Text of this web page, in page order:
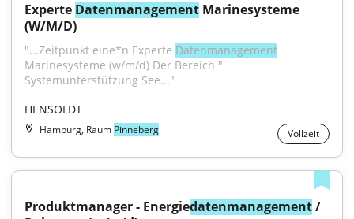
Experte Datenmanagement Marinesysteme
(W/M/D)
"...Zeitpunkt eine*n Experte Datenmanagement
Marinesysteme (w/m/d) Der Bereich "
Systemunterstützung See..."
HENSOLDT
Hamburg, Raum Pinneberg Vollzeit
Produktmanager - Energiedatenmanagement /